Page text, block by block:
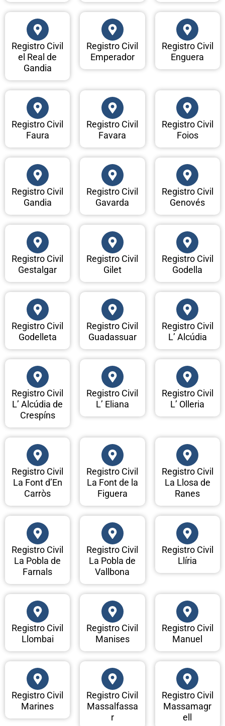
Registro Civil
el Real de
Gandia
Registro Civil
Emperador
Registro Civil
Enguera
Registro Civil
Faura
Registro Civil
Favara
Registro Civil
Foios
Registro Civil
Gandia
Registro Civil
Gavarda
Registro Civil
Genovés
Registro Civil
Gestalgar
Registro Civil
Gilet
Registro Civil
Godella
Registro Civil
Godelleta
Registro Civil
Guadassuar
Registro Civil
L’ Alcúdia
Registro Civil
L’ Alcúdia de
Crespíns
Registro Civil
L’ Eliana
Registro Civil
L’ Olleria
Registro Civil
La Font d’En
Carròs
Registro Civil
La Font de la
Figuera
Registro Civil
La Llosa de
Ranes
Registro Civil
La Pobla de
Farnals
Registro Civil
La Pobla de
Vallbona
Registro Civil
Llíria
Registro Civil
Llombai
Registro Civil
Manises
Registro Civil
Manuel
Registro Civil
Marines
Registro Civil
Massalfassa
r
Registro Civil
Massamagr
ell